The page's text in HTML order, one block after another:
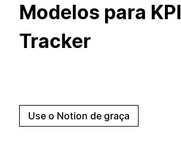
Modelos para KPI
Tracker
Use o Notion de graça